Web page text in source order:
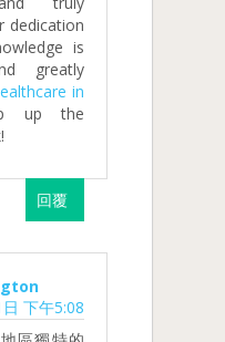
dedication
is
greatly
in
up the
回覆
下午5:08